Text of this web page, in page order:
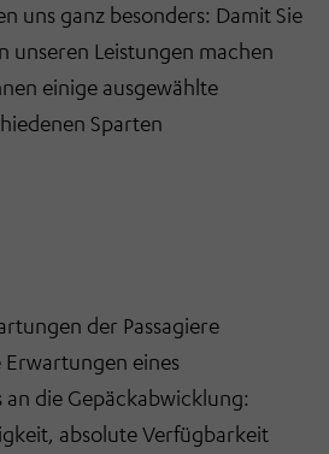
uns ganz besonders: Damit Sie
unseren Leistungen machen
einige ausgewählte
Sparten
der Passagiere
eines
die Gepäckabwicklung:
absolute Verfügbarkeit